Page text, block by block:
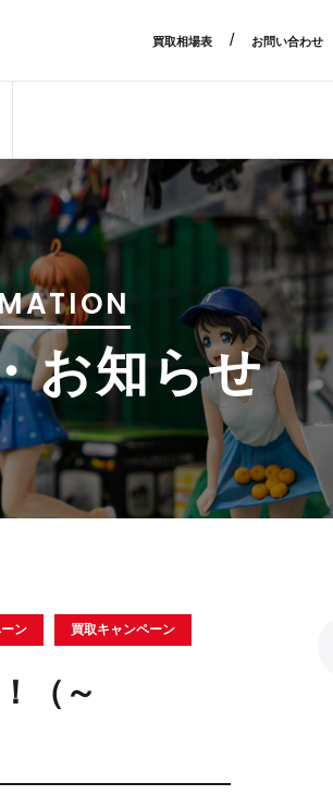
買取相場表/ お問い合わせ
お知らせ
ン 買取キャンペーン
（～